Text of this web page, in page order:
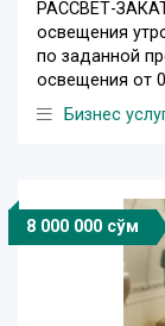
РАССВЕТ-
освещения
по заданной
освещения от
Бизнес
8 000 000 сўм